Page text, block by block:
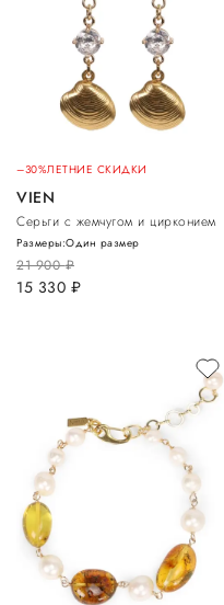
–30%ЛЕТНИЕ СКИДКИ
VIEN
Серьги с жемчугом и цирконием
21 900руб.
15 330 руб.
Размеры:Один размер